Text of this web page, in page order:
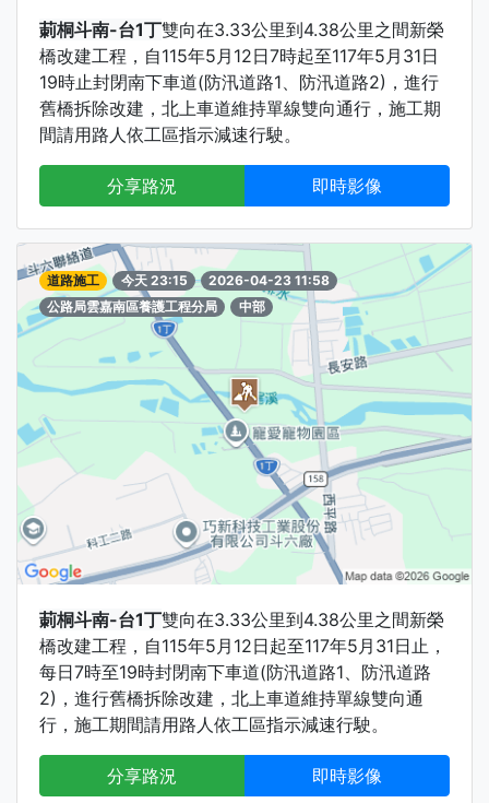
莿桐斗南-台1丁雙向在3.33公里到4.38公里之間新榮
橋改建工程，自115年5月12日7時起至117年5月31日
19時止封閉南下車道(防汛道路1、防汛道路2)，進行
舊橋拆除改建，北上車道維持單線雙向通行，施工期
間請用路人依工區指示減速行駛。
分享路況 即時影像
道路施工 今天 23:15
2026-04-23 11:58
公路局雲嘉南區養護工程分局
中部
莿桐斗南-台1丁雙向在3.33公里到4.38公里之間新榮
橋改建工程，自115年5月12日起至117年5月31日止，
每日7時至19時封閉南下車道(防汛道路1、防汛道路
2)，進行舊橋拆除改建，北上車道維持單線雙向通
行，施工期間請用路人依工區指示減速行駛。
分享路況 即時影像